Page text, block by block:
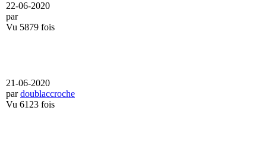
22-06-2020
par
Vu 5879 fois
21-06-2020
pardoublaccroche
Vu 6123 fois